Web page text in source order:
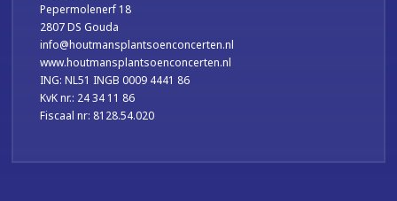
Pepermolenerf 18
2807 DS Gouda
info@houtmansplantsoenconcerten.nl
www.houtmansplantsoenconcerten.nl
ING: NL51 INGB 0009 4441 86
KvK nr.: 24 34 11 86
Fiscaal nr: 8128.54.020